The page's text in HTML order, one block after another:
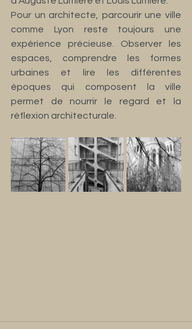
Pour un architecte, parcourir une ville
comme Lyon reste toujours une
expérience précieuse. Observer les
espaces, comprendre les formes
urbaines et lire les différentes
époques qui composent la ville
permet de nourrir le regard et la
réflexion architecturale.